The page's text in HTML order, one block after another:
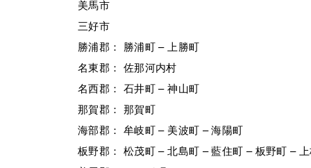
美馬市
三好市
勝浦郡： 勝浦町 – 上勝町
名東郡： 佐那河内村
名西郡： 石井町 – 神山町
那賀郡： 那賀町
海部郡： 牟岐町 – 美波町 – 海陽町
板野郡： 松茂町 – 北島町 – 藍住町 – 板野町 –